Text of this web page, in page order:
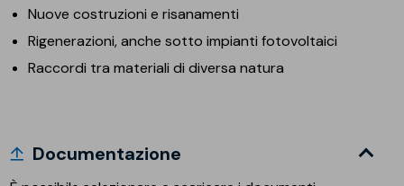
Nuove costruzioni e risanamenti
Rigenerazioni, anche sotto impianti fotovoltaici
Raccordi tra materiali di diversa natura
Documentazione